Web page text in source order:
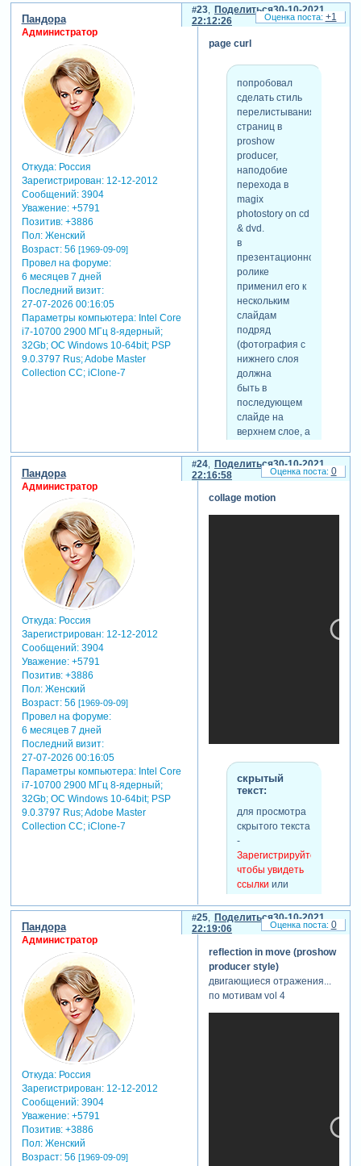
Зарегистрируйтесь,
чтобы увидеть
зарегистрируйтесь
Поделиться
23
30-10-2021
22:12:26
Пандора
Администратор
Откуда:Россия
Зарегистрирован: 12-12-2012
Сообщений:3904
Уважение: +5791
Позитив: +3886
Пол:Женский
Возраст:56 [1969-09-09]
Провел на форуме:
6 месяцев 7 дней
Последний визит:
27-07-2026 00:16:05
Параметры компьютера:Intel Core
i7-10700 2900 МГц 8-ядерный;
32Gb; ОС Windows 10-64bit; PSP
9.0.3797 Rus; Adobe Master
Collection СС; iClone-7
page curl
попробовал
сделать стиль
перелистывания
страниц в
proshow
producer,
наподобие
перехода в
magix
photostory on cd
& dvd.
в
презентационном
ролике
применил его к
нескольким
слайдам
подряд
(фотография с
нижнего слоя
должна
быть в
последующем
слайде на
верхнем слое, а
добавляется
уже новое
p.s.
длительность
скрытый
текст:
для просмотра
+1
Поделиться
24
30-10-2021
22:16:58
Пандора
Администратор
Откуда:Россия
Зарегистрирован: 12-12-2012
Сообщений:3904
Уважение: +5791
Позитив: +3886
Пол:Женский
Возраст:56 [1969-09-09]
Провел на форуме:
6 месяцев 7 дней
Последний визит:
27-07-2026 00:16:05
Параметры компьютера:Intel Core
i7-10700 2900 МГц 8-ядерный;
32Gb; ОС Windows 10-64bit; PSP
9.0.3797 Rus; Adobe Master
Collection СС; iClone-7
collage motion
скрытый
текст:
для просмотра
скрытого текста
-
Зарегистрируйтесь,
чтобы увидеть
ссылки или
0
Поделиться
25
30-10-2021
22:19:06
Пандора
Администратор
Откуда:Россия
Зарегистрирован: 12-12-2012
Сообщений:3904
Уважение: +5791
Позитив: +3886
Пол:Женский
Возраст:56 [1969-09-09]
reflection in move (proshow
producer style)
двигающиеся отражения...
по мотивам vol 4
0